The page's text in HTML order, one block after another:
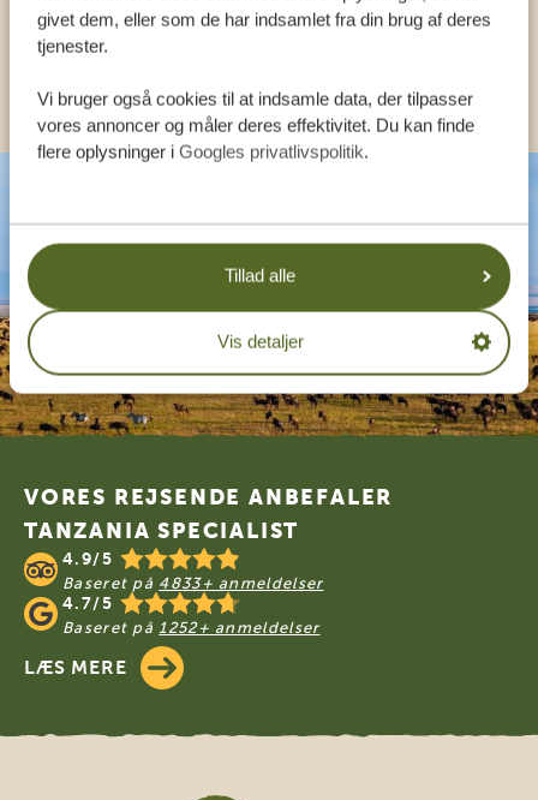
givet dem, eller som de har indsamlet fra din brug af deres
tjenester.
Vi bruger også cookies til at indsamle data, der tilpasser
vores annoncer og måler deres effektivitet. Du kan finde
flere oplysninger i Googles privatlivspolitik.
Tillad alle
Vis detaljer
DA: +4589878233
Footer
VORES REJSENDE ANBEFALER
TANZANIA SPECIALIST
4.9/5
Baseret på 4833+ anmeldelser
4.7/5
Baseret på 1252+ anmeldelser
LÆS MERE